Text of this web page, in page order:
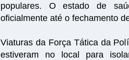
populares. O estado de
oficialmente até o fechamento
Viaturas da Força Tática da
estiveram no local para